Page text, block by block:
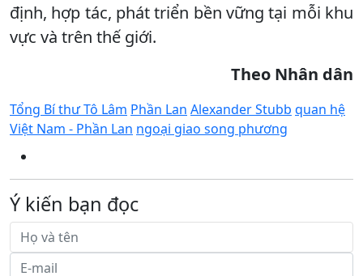
định, hợp tác, phát triển bền vững tại mỗi khu
vực và trên thế giới.
Theo Nhân dân
Tổng Bí thư Tô Lâm Phần Lan Alexander Stubb quan hệ
Việt Nam - Phần Lan ngoại giao song phương
Ý kiến bạn đọc